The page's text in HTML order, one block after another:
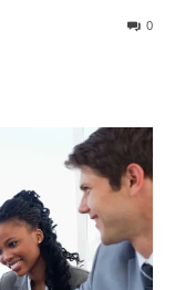
0